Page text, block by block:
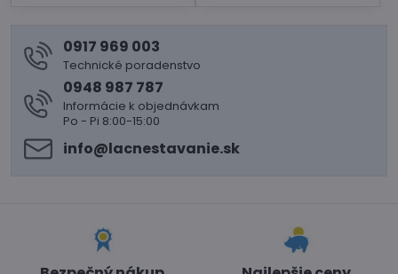
0917 969 003
Technické poradenstvo
0948 987 787
Informácie k objednávkam
Po - Pi 8:00-15:00
info​@lacnestavanie​.sk